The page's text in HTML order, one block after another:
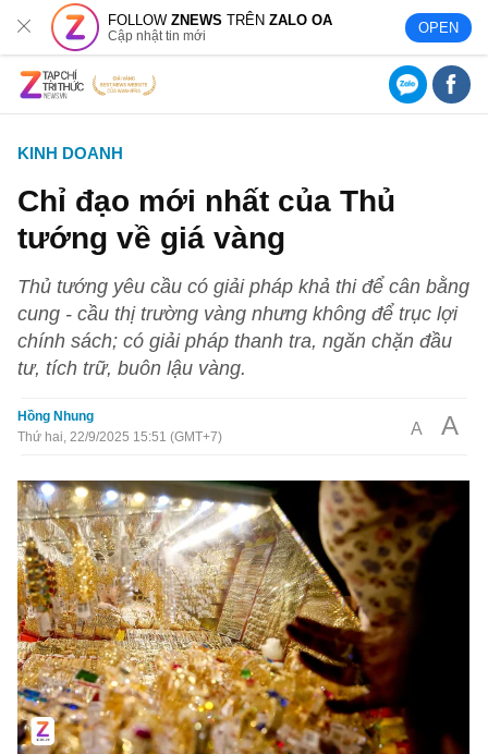
FOLLOWZNEWS TRÊNZALO OA
Cập nhật tin mới OPEN
KINH DOANH
Chỉ đạo mới nhất của Thủ
tướng về giá vàng
Thủ tướng yêu cầu có giải pháp khả thi để cân bằng
cung - cầu thị trường vàng nhưng không để trục lợi
chính sách; có giải pháp thanh tra, ngăn chặn đầu
tư, tích trữ, buôn lậu vàng.
Hồng Nhung
Thứ hai, 22/9/2025 15:51 (GMT+7)
A A